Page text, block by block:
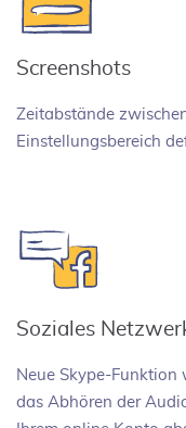
Screenshots
Zeitabstände
Einstellungsbereich
Soziales
Neue Skype-
das Abhören der